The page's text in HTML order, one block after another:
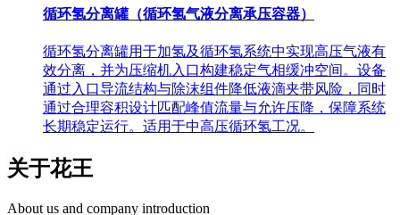
循环氢分离罐（循环氢气液分离承压容器）
循环氢分离罐用于加氢及循环氢系统中实现高压气液有
效分离，并为压缩机入口构建稳定气相缓冲空间。设备
通过入口导流结构与除沫组件降低液滴夹带风险，同时
通过合理容积设计匹配峰值流量与允许压降，保障系统
长期稳定运行。适用于中高压循环氢工况。
关于花王
About us and company introduction